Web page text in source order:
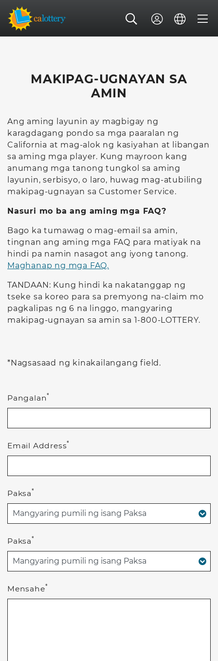
MAKIPAG-UGNAYAN SA
AMIN
Ang aming layunin ay magbigay ng
karagdagang pondo sa mga paaralan ng
California at mag-alok ng kasiyahan at libangan
sa aming mga player. Kung mayroon kang
anumang mga tanong tungkol sa aming
layunin, serbisyo, o laro, huwag mag-atubiling
makipag-ugnayan sa Customer Service.
Nasuri mo ba ang aming mga FAQ?
Bago ka tumawag o mag-email sa amin,
tingnan ang aming mga FAQ para matiyak na
hindi pa namin nasagot ang iyong tanong.
Maghanap ng mga FAQ.
TANDAAN: Kung hindi ka nakatanggap ng
tseke sa koreo para sa premyong na-claim mo
pagkalipas ng 6 na linggo, mangyaring
makipag-ugnayan sa amin sa 1-800-LOTTERY.
*Nagsasaad ng kinakailangang field.
Pangalan*
Email Address*
Paksa*
Paksa*
Mensahe*